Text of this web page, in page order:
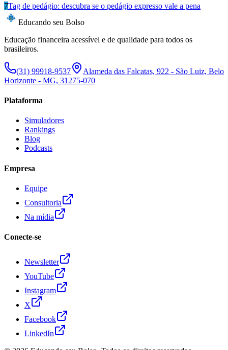
7Tag de pedágio: descubra se o pedágio expresso vale a pena
Educando seu Bolso
Educação financeira acessível e de qualidade para todos os
brasileiros.
(31) 99918-9537
Alameda das Falcatas, 922 - São Luiz, Belo
Horizonte - MG, 31275-070
Plataforma
Simuladores
Rankings
Blog
Podcasts
Empresa
Equipe
Consultoria
Na mídia
Conecte-se
Newsletter
YouTube
Instagram
X
Facebook
LinkedIn